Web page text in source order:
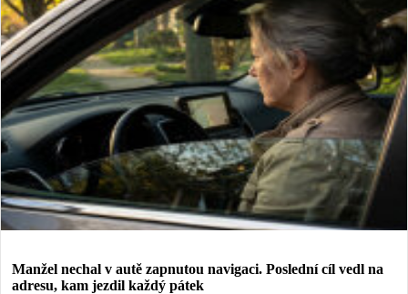
Manžel nechal v autě zapnutou navigaci. Poslední cíl vedl na
adresu, kam jezdil každý pátek